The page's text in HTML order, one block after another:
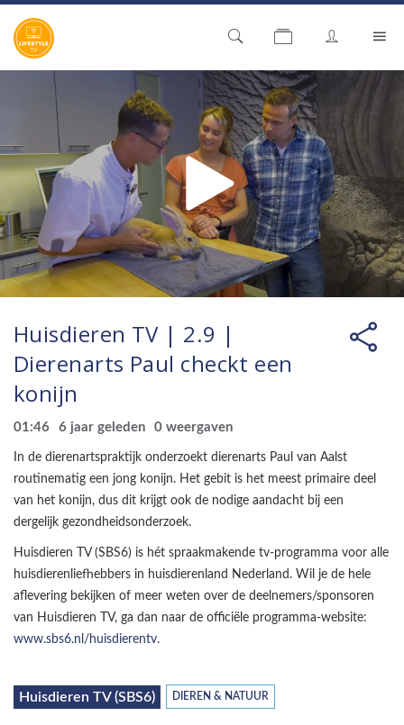
Huisdieren TV | 2.9 |
Dierenarts Paul checkt een
konijn
01:46 6 jaar geleden 0 weergaven
In de dierenartspraktijk onderzoekt dierenarts Paul van Aalst
routinematig een jong konijn. Het gebit is het meest primaire deel
van het konijn, dus dit krijgt ook de nodige aandacht bij een
dergelijk gezondheidsonderzoek.
Huisdieren TV (SBS6) is hét spraakmakende tv-programma voor alle
huisdierenliefhebbers in huisdierenland Nederland. Wil je de hele
aflevering bekijken of meer weten over de deelnemers/sponsoren
van Huisdieren TV, ga dan naar de officiële programma-website:
www.sbs6.nl/huisdierentv.
Huisdieren TV (SBS6) DIEREN & NATUUR